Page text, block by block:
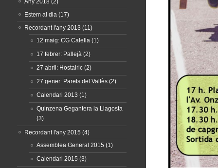
Any 2018 (2)
Estem al dia (17)
Recordant l'any 2013 (11)
12 maig: CG Calella (1)
17 febrer: Pallejà (2)
27 abril: Hostalric (2)
27 gener: Parets del Vallès (2)
Calendari 2013 (1)
Quinzena Gegantera la Llagosta
(3)
Recordant l'any 2015 (4)
Assemblea General 2015 (1)
Calendari 2015 (3)